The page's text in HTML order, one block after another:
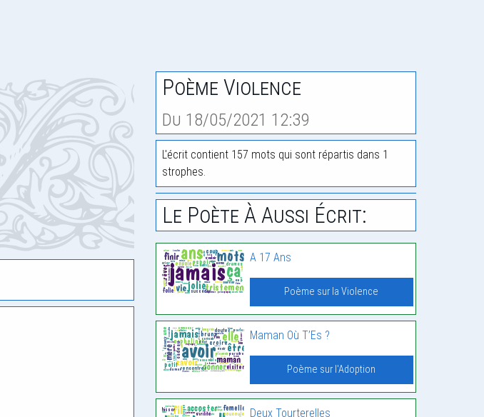
Poème Violence
Du 18/05/2021 12:39
L'écrit contient 157 mots qui sont répartis dans 1
strophes.
Le Poète À Aussi Écrit:
A 17 Ans
Poème sur la Violence
Maman Où T’Es ?
Poème sur l'Adoption
Deux Tourterelles